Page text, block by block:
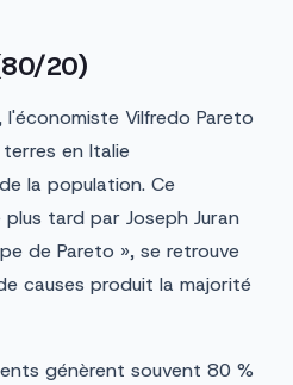
20)
l'économiste Vilfredo Pareto
en Italie
la population. Ce
tard par Joseph Juran
de Pareto », se retrouve
causes produit la majorité
génèrent souvent 80 %